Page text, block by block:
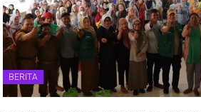
BERITA